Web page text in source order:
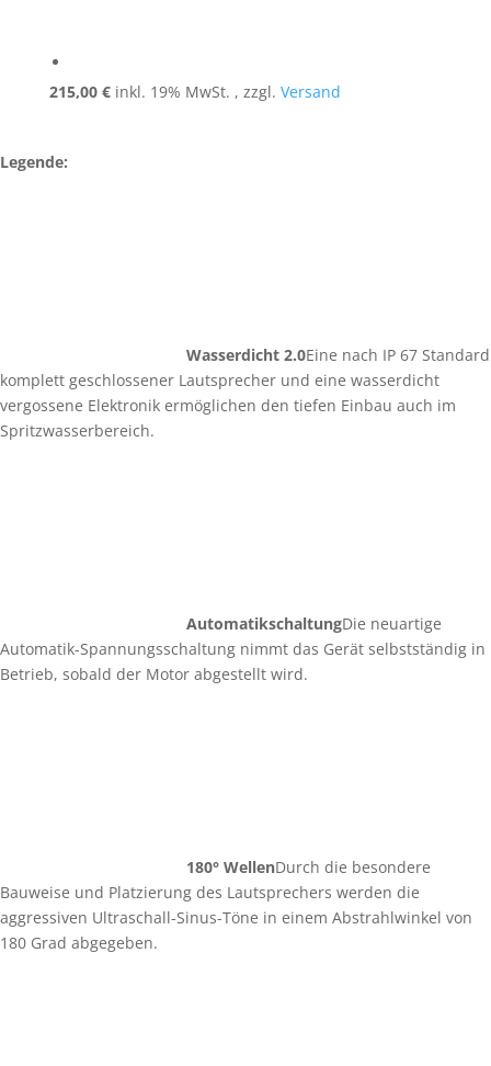
215,00 €inkl. 19% MwSt. , zzgl. Versand
Legende:
Wasserdicht 2.0Eine nach IP 67 Standard
komplett geschlossener Lautsprecher und eine wasserdicht
vergossene Elektronik ermöglichen den tiefen Einbau auch im
Spritzwasserbereich.
AutomatikschaltungDie neuartige
Automatik-Spannungsschaltung nimmt das Gerät selbstständig in
Betrieb, sobald der Motor abgestellt wird.
180° WellenDurch die besondere
Bauweise und Platzierung des Lautsprechers werden die
aggressiven Ultraschall-Sinus-Töne in einem Abstrahlwinkel von
180 Grad abgegeben.